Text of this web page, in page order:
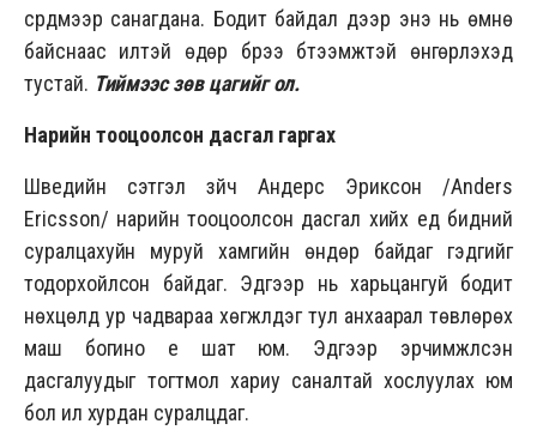
сүрдмээр санагдана. Бодит байдал дээр энэ нь өмнө
байснаас илүүтэй өдөр бүрээ бүтээмжтэй өнгөрүүлэхэд
тустай. Тиймээс зөв цагийг ол.
Нарийн тооцоолсон дасгал гаргах
Шведийн сэтгэл зүйч Андерс Эриксон /Anders
Ericsson/ нарийн тооцоолсон дасгал хийх үед бидний
суралцахуйн муруй хамгийн өндөр байдаг гэдгийг
тодорхойлсон байдаг. Эдгээр нь харьцангуй бодит
нөхцөлд ур чадвараа хөгжүүлдэг тул анхаарал төвлөрөх
маш богино үе шат юм. Эдгээр эрчимжүүлсэн
дасгалуудыг тогтмол хариу саналтай хослуулах юм
бол илүү хурдан суралцдаг.